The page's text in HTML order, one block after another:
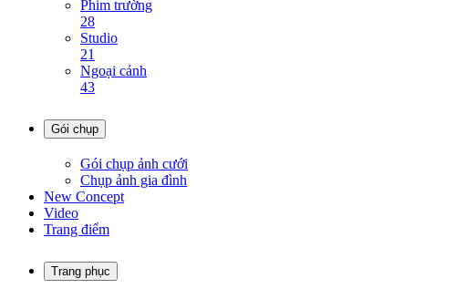
Phim trường
28
Studio
21
Ngoại cảnh
43
Gói chụp
Gói chụp ảnh cưới
Chụp ảnh gia đình
New Concept
Video
Trang điểm
Trang phục